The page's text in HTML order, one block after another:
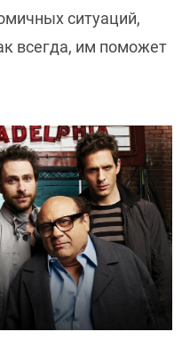
ситуаций,
всегда, им поможет